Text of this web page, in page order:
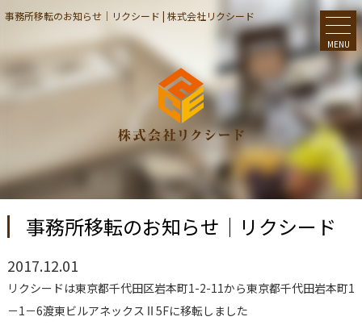
事務所移転のお知らせ｜リクシード | 株式会社リクシード
MENU
事務所移転のお知らせ｜リクシード
2017.12.01
リクシードは東京都千代田区岩本町1-2-11から東京都千代田岩本町1
－1－6渡東ビルアネックスⅡ5Fに移転しました